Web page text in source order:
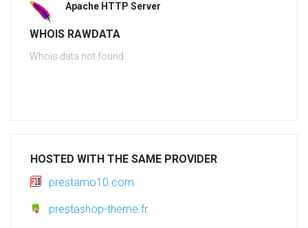
Apache HTTP Server
WHOIS RAWDATA
Whois data not found
HOSTED WITH THE SAME PROVIDER
prestamo10.com
prestashop-theme.fr